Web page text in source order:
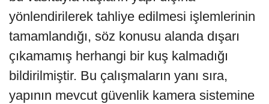
yönlendirilerek tahliye edilmesi işlemlerinin
tamamlandığı, söz konusu alanda dışarı
çıkamamış herhangi bir kuş kalmadığı
bildirilmiştir. Bu çalışmaların yanı sıra,
yapının mevcut güvenlik kamera sistemine